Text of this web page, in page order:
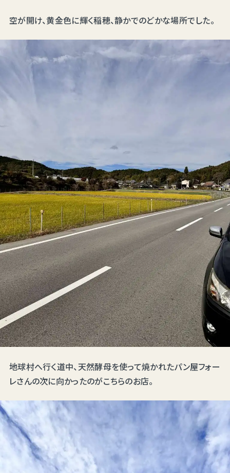
空が開け、黄金色に輝く稲穂、静かでのどかな場所でした。
地球村へ行く道中、天然酵母を使って焼かれたパン屋フォー
レさんの次に向かったのがこちらのお店。